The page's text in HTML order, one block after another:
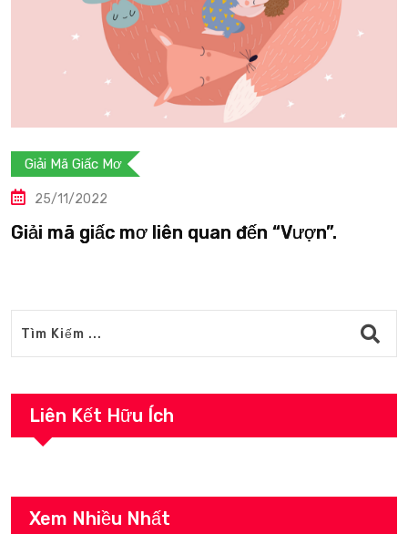
Giấc Mơ
2022
giấc mơ liên quan đến “Vượn”.
Liên Kết Hữu Ích
Xem Nhiều Nhất